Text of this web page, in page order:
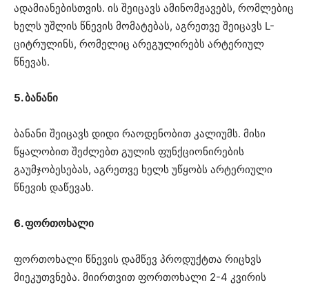
ადამიანებისთვის. ის შეიცავს ამინომჟავებს, რომლებიც
ხელს უშლის წნევის მომატებას, აგრეთვე შეიცავს L-
ციტრულინს, რომელიც არეგულირებს არტერიულ
წნევას.
5. ბანანი
ბანანი შეიცავს დიდი რაოდენობით კალიუმს. მისი
წყალობით შეძლებთ გულის ფუნქციონირების
გაუმჯობესებას, აგრეთვე ხელს უწყობს არტერიული
წნევის დაწევას.
6. ფორთოხალი
ფორთოხალი წნევის დამწევ პროდუქტთა რიცხვს
მიეკუთვნება. მიირთვით ფორთოხალი 2-4 კვირის